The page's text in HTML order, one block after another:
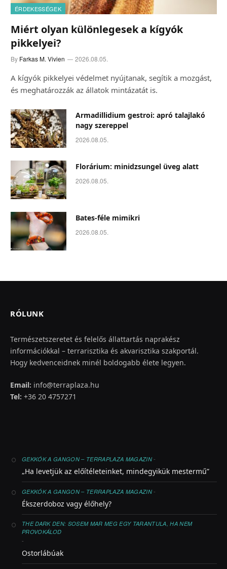
ÉRDEKESSÉGEK
Miért olyan különlegesek a kígyók
pikkelyei?
By Farkas M. Vivien 2026.08.05.
A kígyók pikkelyei védelmet nyújtanak, segítik a mozgást,
és meghatározzák az állatok mintázatát is.
Armadillidium gestroi: apró talajlakó
nagy szereppel
2026.08.05.
Florárium: minidzsungel üveg alatt
2026.08.05.
Bates-féle mimikri
2026.08.05.
RÓLUNK
Természetszeretet és felelős állattartás naprakész
információkkal – terrarisztika és akvarisztika szakportál.
Hogy kedvenceidnek minél boldogabb élete legyen.
Email: info@terraplaza.hu
Tel: +36 20 4757271
GEKKÓK A GANGON – TERRAPLAZA MAGAZIN-
„Ha levetjük az előítéleteinket, mindegyikük mestermű”
GEKKÓK A GANGON – TERRAPLAZA MAGAZIN-
Ékszerdoboz vagy élőhely?
THE DARK DEN: SOSEM MAR MEG EGY TARANTULA, HA NEM
PROVOKÁLOD
-
Ostorlábúak